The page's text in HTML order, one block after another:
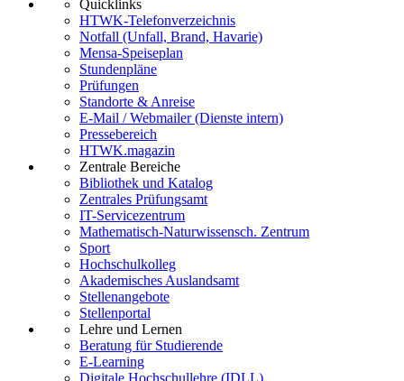
Quicklinks
HTWK-Telefonverzeichnis
Notfall (Unfall, Brand, Havarie)
Mensa-Speiseplan
Stundenpläne
Prüfungen
Standorte & Anreise
E-Mail / Webmailer (Dienste intern)
Pressebereich
HTWK.magazin
Zentrale Bereiche
Bibliothek und Katalog
Zentrales Prüfungsamt
IT-Servicezentrum
Mathematisch-Naturwissensch. Zentrum
Sport
Hochschulkolleg
Akademisches Auslandsamt
Stellenangebote
Stellenportal
Lehre und Lernen
Beratung für Studierende
E-Learning
Digitale Hochschullehre (IDLL)